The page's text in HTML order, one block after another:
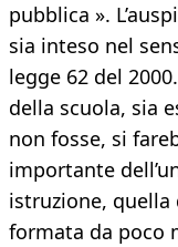
pubblica ».
sia inteso nel
legge 62 del
della scuola, sia
non fosse, si
importante
istruzione, quella
formata da poco